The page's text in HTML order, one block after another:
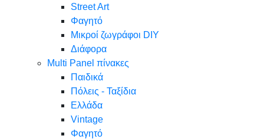
Street Art
Φαγητό
Μικροί ζωγράφοι DIY
Διάφορα
Multi Panel πίνακες
Παιδικά
Πόλεις - Ταξίδια
Ελλάδα
Vintage
Φαγητό